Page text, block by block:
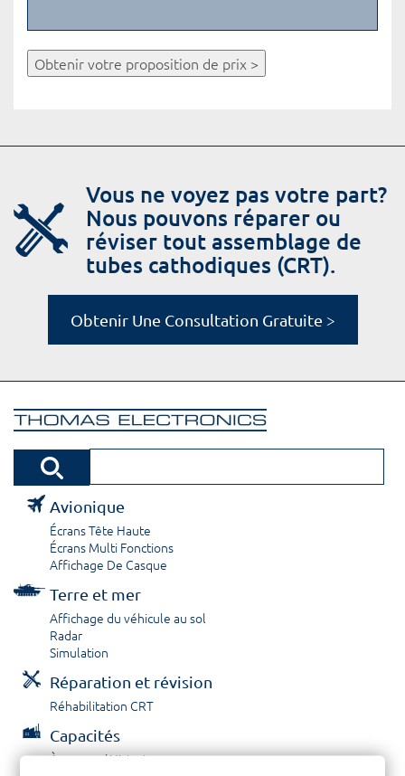
Obtenir votre proposition de prix >
Vous ne voyez pas votre part?
Nous pouvons réparer ou
réviser tout assemblage de
tubes cathodiques (CRT).
Obtenir Une Consultation Gratuite >
Avionique
Écrans Tête Haute
Écrans Multi Fonctions
Affichage De Casque
Terre et mer
Affichage du véhicule au sol
Radar
Simulation
Réparation et révision
Réhabilitation CRT
Capacités
À propos / Historique